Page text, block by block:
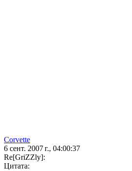
Corvette
6 сент. 2007 г., 04:00:37
Re[GriZZly]:
Цитата: